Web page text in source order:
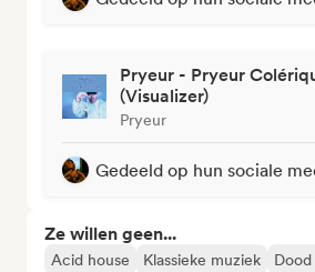
Pryeur - Pryeur
(Visualizer)
Pryeur
Gedeeld op hun sociale
Ze willen geen...
Acid house Klassieke muziek